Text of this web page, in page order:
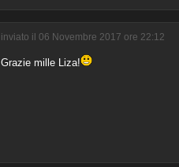
inviato il 06 Novembre 2017 ore 22:12
Grazie mille Liza!